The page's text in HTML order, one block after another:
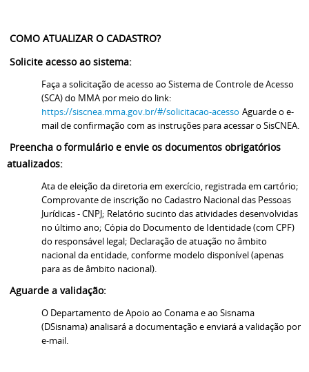
COMO ATUALIZAR O CADASTRO?
Solicite acesso ao sistema:
Faça a solicitação de acesso ao Sistema de Controle de Acesso
(SCA) do MMA por meio do link:
https://siscnea.mma.gov.br/#/solicitacao-acesso Aguarde o e-
mail de confirmação com as instruções para acessar o SisCNEA.
Preencha o formulário e envie os documentos obrigatórios
atualizados:
Ata de eleição da diretoria em exercício, registrada em cartório;
Comprovante de inscrição no Cadastro Nacional das Pessoas
Jurídicas - CNPJ; Relatório sucinto das atividades desenvolvidas
no último ano; Cópia do Documento de Identidade (com CPF)
do responsável legal; Declaração de atuação no âmbito
nacional da entidade, conforme modelo disponível (apenas
para as de âmbito nacional).
Aguarde a validação:
O Departamento de Apoio ao Conama e ao Sisnama
(DSisnama) analisará a documentação e enviará a validação por
e-mail.